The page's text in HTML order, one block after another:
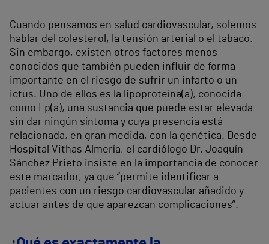
Cuando pensamos en salud cardiovascular, solemos
hablar del colesterol, la tensión arterial o el tabaco.
Sin embargo, existen otros factores menos
conocidos que también pueden influir de forma
importante en el riesgo de sufrir un infarto o un
ictus. Uno de ellos es la lipoproteína(a), conocida
como Lp(a), una sustancia que puede estar elevada
sin dar ningún síntoma y cuya presencia está
relacionada, en gran medida, con la genética. Desde
Hospital Vithas Almería, el cardiólogo Dr. Joaquín
Sánchez Prieto insiste en la importancia de conocer
este marcador, ya que “permite identificar a
pacientes con un riesgo cardiovascular añadido y
actuar antes de que aparezcan complicaciones”.